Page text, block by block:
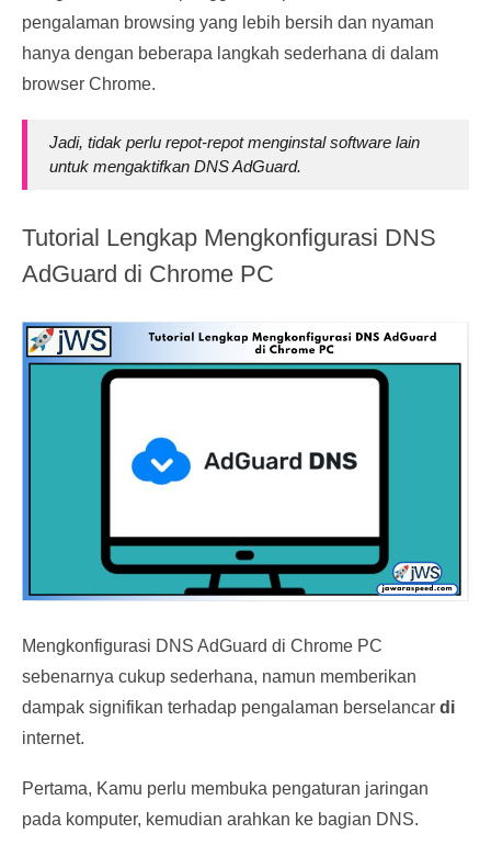
pengalaman browsing yang lebih bersih dan nyaman
hanya dengan beberapa langkah sederhana di dalam
browser Chrome.
Jadi, tidak perlu repot-repot menginstal software lain
untuk mengaktifkan DNS AdGuard.
Tutorial Lengkap Mengkonfigurasi DNS
AdGuard di Chrome PC
Mengkonfigurasi DNS AdGuard di Chrome PC
sebenarnya cukup sederhana, namun memberikan
dampak signifikan terhadap pengalaman berselancar di
internet.
Pertama, Kamu perlu membuka pengaturan jaringan
pada komputer, kemudian arahkan ke bagian DNS.